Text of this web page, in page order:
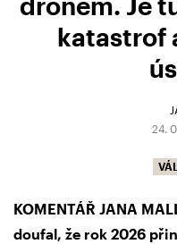
katastrof
24.
KOMENTÁŘ JANA
doufal, že rok 2026